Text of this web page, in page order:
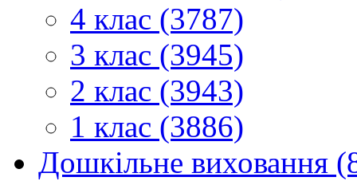
4 клас (3787)
3 клас (3945)
2 клас (3943)
1 клас (3886)
Дошкільне виховання